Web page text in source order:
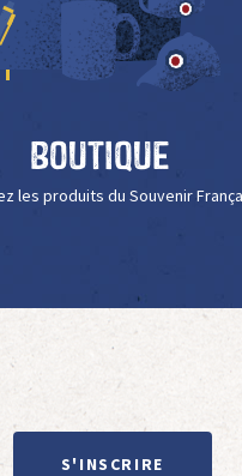
Boutique
les produits du Souvenir
S'INSCRIRE